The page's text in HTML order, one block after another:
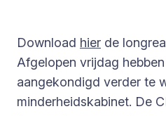
Download hier de
Afgelopen vrijdag
aangekondigd verder te
minderheidskabinet. De